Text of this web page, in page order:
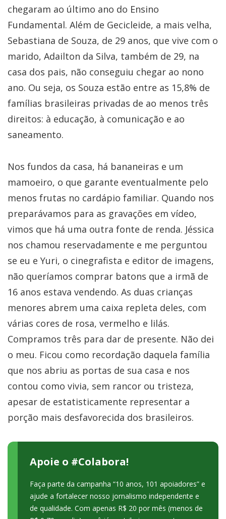
chegaram ao último ano do Ensino
Fundamental. Além de Gecicleide, a mais velha,
Sebastiana de Souza, de 29 anos, que vive com o
marido, Adailton da Silva, também de 29, na
casa dos pais, não conseguiu chegar ao nono
ano. Ou seja, os Souza estão entre as 15,8% de
famílias brasileiras privadas de ao menos três
direitos: à educação, à comunicação e ao
saneamento.
Nos fundos da casa, há bananeiras e um
mamoeiro, o que garante eventualmente pelo
menos frutas no cardápio familiar. Quando nos
preparávamos para as gravações em vídeo,
vimos que há uma outra fonte de renda. Jéssica
nos chamou reservadamente e me perguntou
se eu e Yuri, o cinegrafista e editor de imagens,
não queríamos comprar batons que a irmã de
16 anos estava vendendo. As duas crianças
menores abrem uma caixa repleta deles, com
várias cores de rosa, vermelho e lilás.
Compramos três para dar de presente. Não dei
o meu. Ficou como recordação daquela família
que nos abriu as portas de sua casa e nos
contou como vivia, sem rancor ou tristeza,
apesar de estatisticamente representar a
porção mais desfavorecida dos brasileiros.
Apoie o #Colabora!
Faça parte da campanha “10 anos, 101 apoiadores” e
ajude a fortalecer nosso jornalismo independente e
de qualidade. Com apenas R$ 20 por mês (menos de